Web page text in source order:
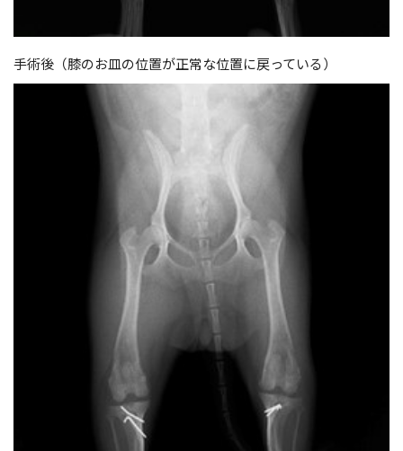
手術後（膝のお皿の位置が正常な位置に戻っている）